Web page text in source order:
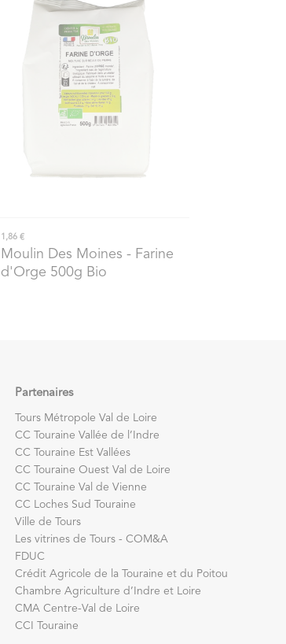
1,86 €
Moulin Des Moines - Farine
d'Orge 500g Bio
Partenaires
Tours Métropole Val de Loire
CC Touraine Vallée de l’Indre
CC Touraine Est Vallées
CC Touraine Ouest Val de Loire
CC Touraine Val de Vienne
CC Loches Sud Touraine
Ville de Tours
Les vitrines de Tours - COM&A
FDUC
Crédit Agricole de la Touraine et du Poitou
Chambre Agriculture d’Indre et Loire
CMA Centre-Val de Loire
CCI Touraine